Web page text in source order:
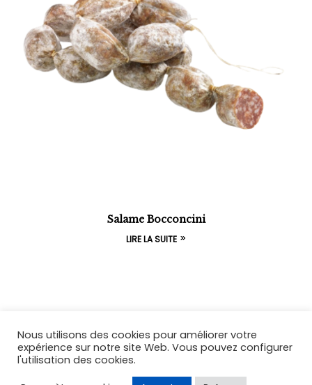
Salame Bocconcini
LIRE LA SUITE
Coppyright © 2026
Reserved.
Nous utilisons des cookies pour améliorer votre
expérience sur notre site Web. Vous pouvez configurer
l'utilisation des cookies.